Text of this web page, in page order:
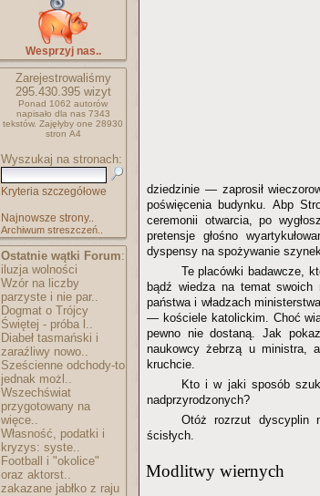
Wesprzyj nas..
Zarejestrowaliśmy
295.430.395wizyt
Ponad 1062 autorów
napisało dla nas 7343
tekstów. Zajęłyby one 28930
stron A4
Wyszukaj na stronach:
Kryteria szczegółowe
Najnowsze strony..
Archiwum streszczeń..
Ostatnie wątki Forum:
iluzja wolności
Wzór na liczby
parzyste i nie par..
Dogmat o Trójcy
Świętej - próba l..
Diabeł tasmański i
zaraźliwy nowo..
Sześcienne odchody-to
jednak możl..
Wszechświat
przygotowany na
więce..
Własność, podatki i
kryzys: syste..
Football i "okolice"
oraz aktorst..
zakazane jabłko z raju
dziedzinie — zaprosił
poświęcenia budynku. Abp
ceremonii otwarcia, po
pretensje głośno
dyspensy na spożywanie
Te placówki badawcze,
bądź wiedza na temat swoich
państwa i władzach
— kościele katolickim. Choć
pewno nie dostaną. Jak
naukowcy żebrzą u ministra,
kruchcie.
Kto i w jaki sposób
nadprzyrodzonych?
Otóż rozrzut dyscyplin
ścisłych.
Modlitwy wiernych